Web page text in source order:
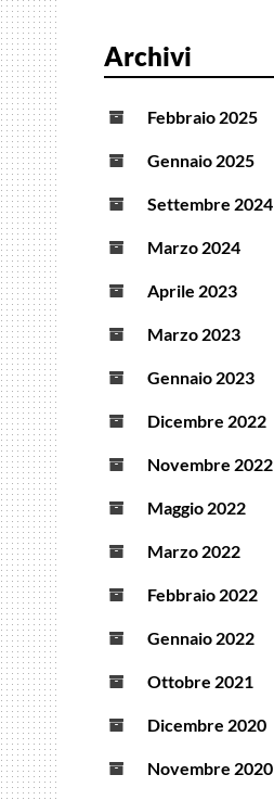
Archivi
Febbraio 2025
Gennaio 2025
Settembre 2024
Marzo 2024
Aprile 2023
Marzo 2023
Gennaio 2023
Dicembre 2022
Novembre 2022
Maggio 2022
Marzo 2022
Febbraio 2022
Gennaio 2022
Ottobre 2021
Dicembre 2020
Novembre 2020